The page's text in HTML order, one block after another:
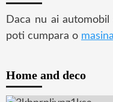
Daca nu ai
poti cumpara o
Home and deco